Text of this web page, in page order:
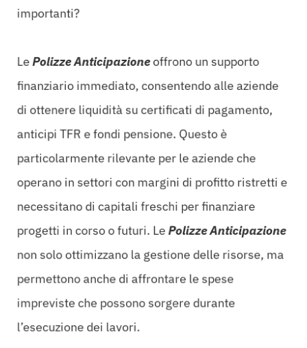
importanti?
LePolizze Anticipazioneoffrono un supporto
finanziario immediato, consentendo alle aziende
di ottenere liquidità su certificati di pagamento,
anticipi TFR e fondi pensione. Questo è
particolarmente rilevante per le aziende che
operano in settori con margini di profitto ristretti e
necessitano di capitali freschi per finanziare
progetti in corso o futuri. LePolizze Anticipazione
non solo ottimizzano la gestione delle risorse, ma
permettono anche di affrontare le spese
impreviste che possono sorgere durante
l’esecuzione dei lavori.